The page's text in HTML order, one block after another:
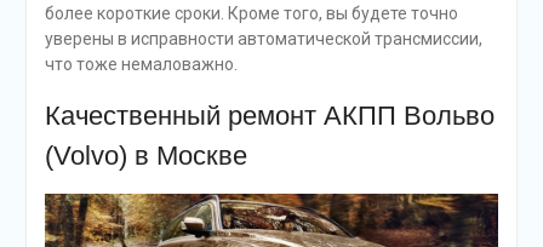
более короткие сроки. Кроме того, вы будете точно
уверены в исправности автоматической трансмиссии,
что тоже немаловажно.
Качественный ремонт АКПП Вольво
(Volvo) в Москве